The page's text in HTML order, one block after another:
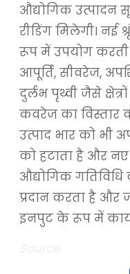
औद्योगिक
रीडिंग मिलेगी। नई
रूप में उपयोग
आपूर्ति, सीवरेज,
दुर्लभ पृथ्वी जैसे
कवरेज का विस्तार
उत्पाद भार को भी
को हटाता है और नए
औद्योगिक
प्रदान करता है और
इनपुट के रूप में